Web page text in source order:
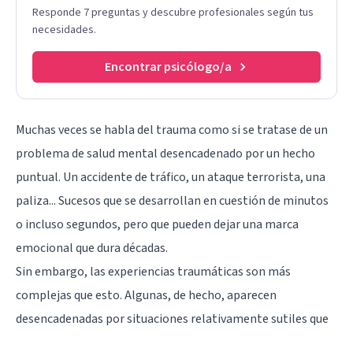
Responde 7 preguntas y descubre profesionales según tus
necesidades.
Encontrar psicólogo/a
Muchas veces se habla del trauma como si se tratase de un
problema de salud mental desencadenado por un hecho
puntual. Un accidente de tráfico, un ataque terrorista, una
paliza... Sucesos que se desarrollan en cuestión de minutos
o incluso segundos, pero que pueden dejar una marca
emocional que dura décadas.
Sin embargo, las experiencias traumáticas son más
complejas que esto. Algunas, de hecho, aparecen
desencadenadas por situaciones relativamente sutiles que